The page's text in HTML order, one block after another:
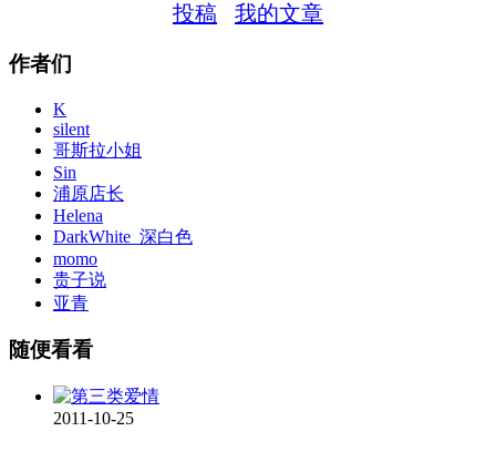
投稿 我的文章
作者们
K
silent
哥斯拉小姐
Sin
浦原店长
Helena
DarkWhite_深白色
momo
贵子说
亚青
随便看看
2011-10-25